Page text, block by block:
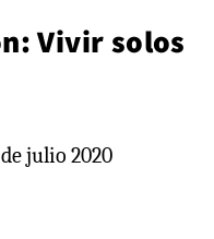
Vivir solos
julio 2020